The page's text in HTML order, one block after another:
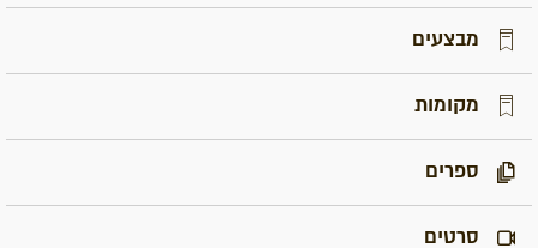
מבצעים
מקומות
ספרים
סרטים